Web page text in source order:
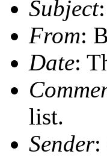
Subject
From:
Date:
list.
Sender: